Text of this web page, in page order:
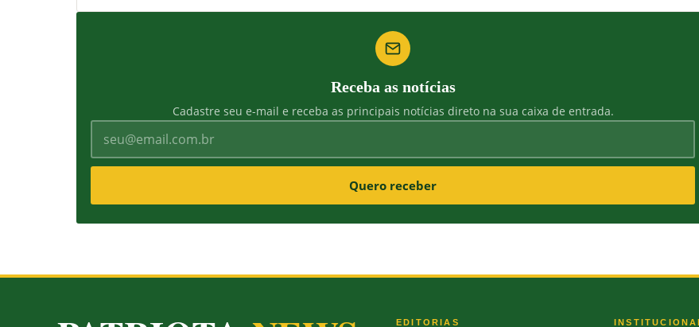
Receba as notícias
Cadastre seu e-mail e receba as principais notícias direto na sua caixa de entrada.
Quero receber
EDITORIAS